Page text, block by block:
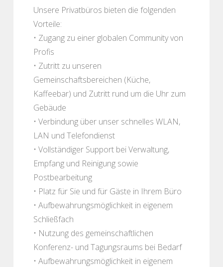
Unsere Privatbüros bieten die folgenden
Vorteile:
• Zugang zu einer globalen Community von
Profis
• Zutritt zu unseren
Gemeinschaftsbereichen (Küche,
Kaffeebar) und Zutritt rund um die Uhr zum
Gebäude
• Verbindung über unser schnelles WLAN,
LAN und Telefondienst
• Vollständiger Support bei Verwaltung,
Empfang und Reinigung sowie
Postbearbeitung
• Platz für Sie und für Gäste in Ihrem Büro
• Aufbewahrungsmöglichkeit in eigenem
Schließfach
• Nutzung des gemeinschaftlichen
Konferenz- und Tagungsraums bei Bedarf
• Aufbewahrungsmöglichkeit in eigenem